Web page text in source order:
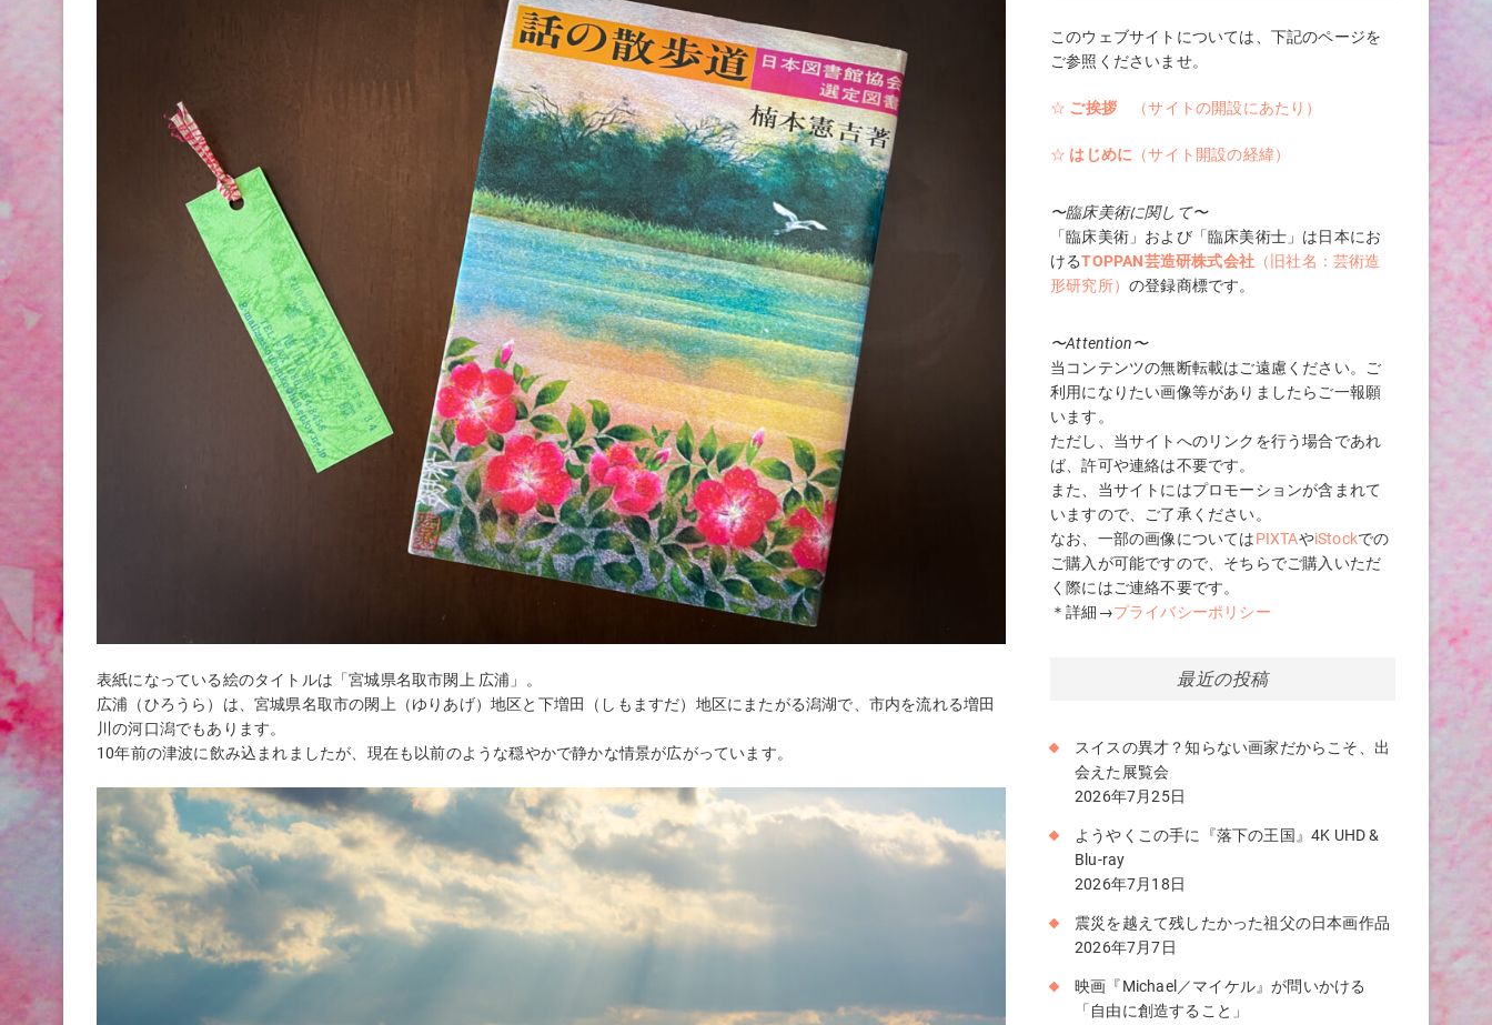
表紙になっている絵のタイトルは「宮城県名取市閖上 広浦」。
広浦（ひろうら）は、宮城県名取市の閖上（ゆりあげ）地区と下増田（しもますだ）地区にまたがる潟湖で、市内を流れる増田
川の河口潟でもあります。
10年前の津波に飲み込まれましたが、現在も以前のような穏やかで静かな情景が広がっています。
このウェブサイトについては、下記のページを
ご参照くださいませ。
☆ ご挨拶 （サイトの開設にあたり）
☆ はじめに （サイト開設の経緯）
〜臨床美術に関して〜
「臨床美術」および「臨床美術士」は日本にお
けるTOPPAN芸造研株式会社 （旧社名：芸術造
形研究所） の登録商標です。
〜Attention〜
当コンテンツの無断転載はご遠慮ください。ご
利用になりたい画像等がありましたらご一報願
います。
ただし、当サイトへのリンクを行う場合であれ
ば、許可や連絡は不要です。
また、当サイトにはプロモーションが含まれて
いますので、ご了承ください。
なお、一部の画像についてはPIXTAやiStockでの
ご購入が可能ですので、そちらでご購入いただ
く際にはご連絡不要です。
＊詳細→プライバシーポリシー
最近の投稿
スイスの異才？知らない画家だからこそ、出
会えた展覧会
2026年7月25日
ようやくこの手に『落下の王国』4K UHD &
Blu-ray
2026年7月18日
震災を越えて残したかった祖父の日本画作品
2026年7月7日
映画『Michael／マイケル』が問いかける
「自由に創造すること」